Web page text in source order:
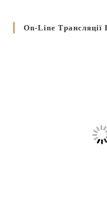
On-Line Трансляції